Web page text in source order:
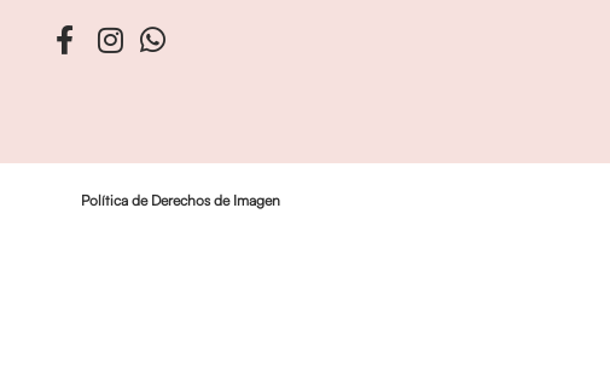
Política de Derechos de Imagen